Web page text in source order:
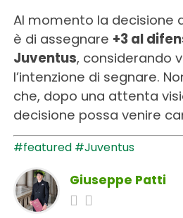
Al momento la decisione
è di assegnare +3 al
Juventus, considerando
l’intenzione di segnare.
che, dopo una attenta
decisione possa venire
#featured #Juventus
Giuseppe Patti